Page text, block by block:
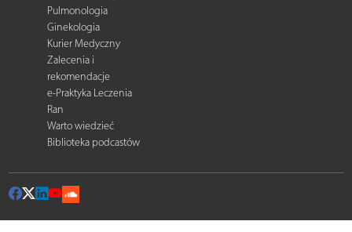
Pulmonologia
Ginekologia
Kurier Medyczny
Zalecenia i
rekomendacje
e-Praktyka Leczenia
Ran
Warto wiedzieć
Biblioteka podcastów